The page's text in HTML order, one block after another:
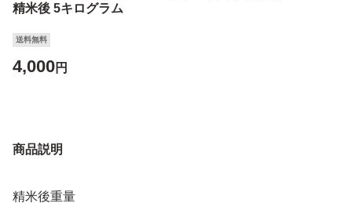
精米後 5キログラム
送料無料
4,000円
商品説明
精米後重量